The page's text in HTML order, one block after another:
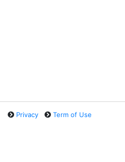
Privacy Term of Use